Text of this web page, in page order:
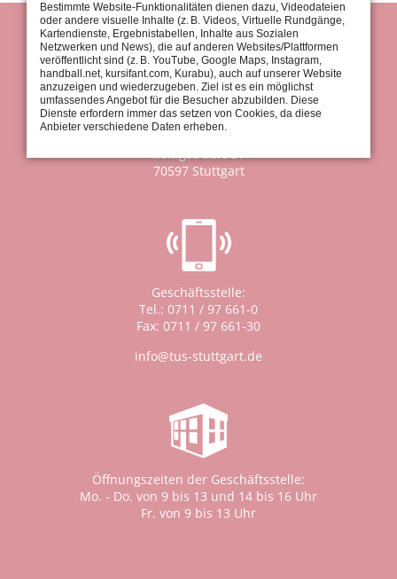
Königsträßle 37
70597 Stuttgart
Geschäftsstelle:
Tel.: 0711 / 97 661-0
Fax: 0711 / 97 661-30
info@tus-stuttgart.de
Öffnungszeiten der Geschäftsstelle:
Mo. - Do. von 9 bis 13 und 14 bis 16 Uhr
Fr. von 9 bis 13 Uhr
Bestimmte Website-Funktionalitäten dienen dazu, Videodateien
oder andere visuelle Inhalte (z. B. Videos, Virtuelle Rundgänge,
Kartendienste, Ergebnistabellen, Inhalte aus Sozialen
Netzwerken und News), die auf anderen Websites/Plattformen
veröffentlicht sind (z. B. YouTube, Google Maps, Instagram,
handball.net, kursifant.com, Kurabu), auch auf unserer Website
anzuzeigen und wiederzugeben. Ziel ist es ein möglichst
umfassendes Angebot für die Besucher abzubilden. Diese
Dienste erfordern immer das setzen von Cookies, da diese
Anbieter verschiedene Daten erheben.